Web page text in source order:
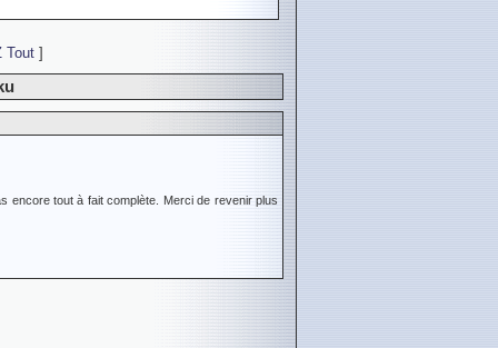
Tout ]
encore tout à fait complète. Merci de revenir plus